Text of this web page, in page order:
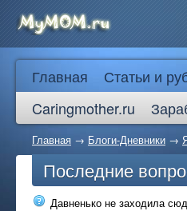
Главная Статьи и
Caringmother.ru
Главная → Блоги-Дневники →
Последние
Давненько не заходила